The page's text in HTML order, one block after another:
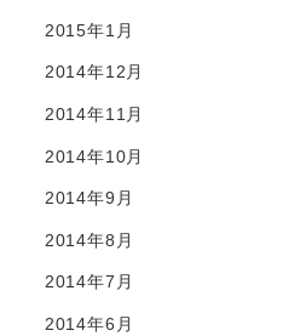
2015年1月
2014年12月
2014年11月
2014年10月
2014年9月
2014年8月
2014年7月
2014年6月